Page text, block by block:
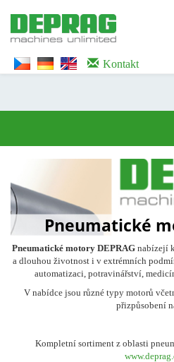
WTG9QS7C" height="0" width="0"
</iframe></noscript>
Kontakt
Pneumatické
Pneumatické motory DEPRAG nabízejí
a dlouhou životnost i v extrémních
automatizaci, potravinářství,
V nabídce jsou různé typy motorů
přizpůsobení
Kompletní sortiment z oblasti